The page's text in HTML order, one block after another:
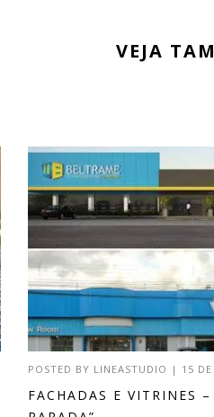
VEJA
POSTED BY LINEASTUDIO | 15
FACHADAS E VITRINES